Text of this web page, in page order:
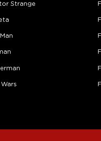
Strange